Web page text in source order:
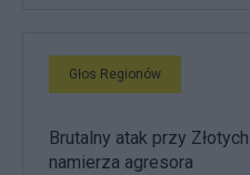
Głos Regionów
Brutalny atak przy
namierza agresora